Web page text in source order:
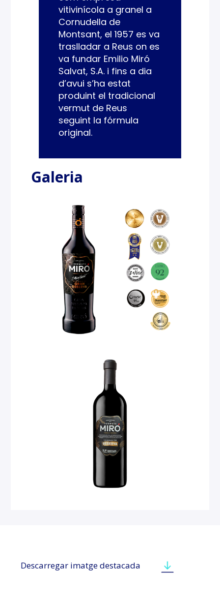
vitivinícola a granel a
Cornudella de
Montsant, el 1957 es va
traslladar a Reus on es
va fundar Emilio Miró
Salvat, S.A. i fins a dia
d’avui s’ha estat
produint el tradicional
vermut de Reus
seguint la fórmula
original.
Galeria
Descarregar imatge destacada